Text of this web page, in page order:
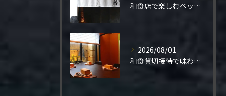
和食店で楽しむペット同伴の食事体験
2026/08/01
和食貸切接待で味わう極上の一夜